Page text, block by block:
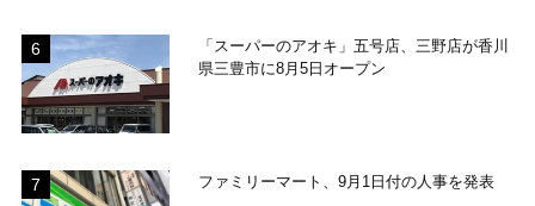
「スーパーのアオキ」五号店、三野店が香川
県三豊市に8月5日オープン
ファミリーマート、9月1日付の人事を発表